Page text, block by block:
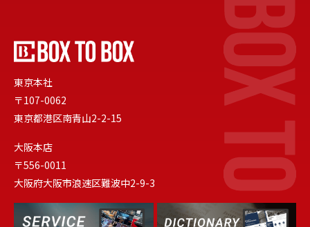
東京本社
〒107-0062
東京都港区南青山2-2-15
大阪本店
〒556-0011
大阪府大阪市浪速区難波中2-9-3